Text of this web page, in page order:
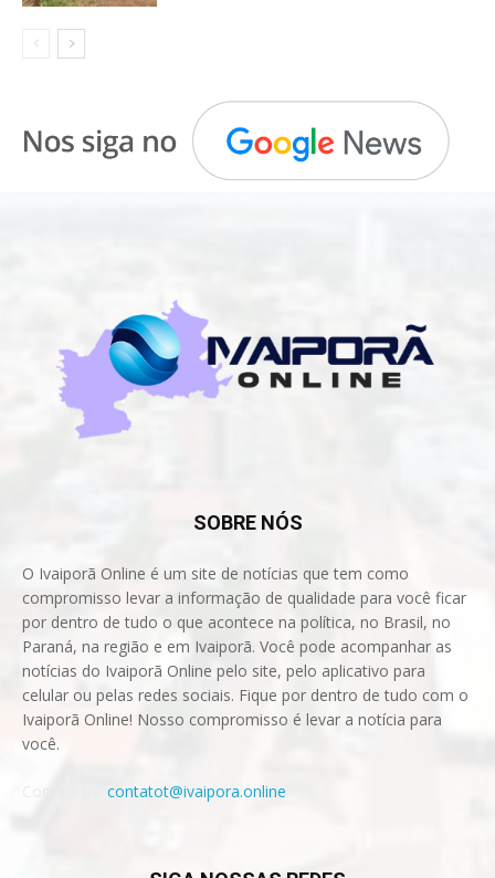
SOBRE NÓS
O Ivaiporã Online é um site de notícias que tem como
compromisso levar a informação de qualidade para você ficar
por dentro de tudo o que acontece na política, no Brasil, no
Paraná, na região e em Ivaiporã. Você pode acompanhar as
notícias do Ivaiporã Online pelo site, pelo aplicativo para
celular ou pelas redes sociais. Fique por dentro de tudo com o
Ivaiporã Online! Nosso compromisso é levar a notícia para
você.
contatot@ivaipora.online